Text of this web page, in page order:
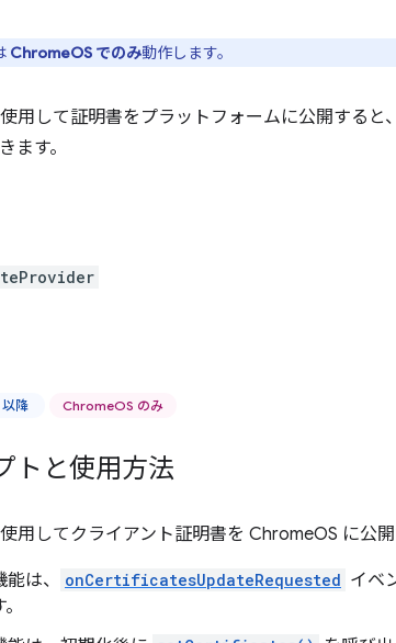
ChromeOS でのみ動作します。
用して証明書をプラットフォームに公開する
ます。
降 ChromeOS のみ
トと使用方法
用してクライアント証明書を ChromeOS に公
は、 onCertificatesUpdateRequested イベ